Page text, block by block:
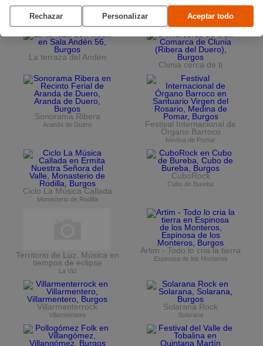
Rechazar Personalizar Aceptar todo
Vuelta Ciclista a Burgos
Ciclo de conciertos en el
Museo del Retablo
La terraza del Andén
Clvnia cerca de ti
Sonorama Ribera
Aranda de Duero
Festival Internacional de
Órgano Barroco
Medina de Pomar
Ciclo La Música Callada
Monasterio de Rodilla
CuboRock
Cubo de Bureba
Territorio de Luz. Música en
tiempos de eclipse
La Vid
Artim - Todo lo cria la tierra
Espinosa de los Monteros
Villarmenterrock
Villarmentero
Solarana Rock
Solarana